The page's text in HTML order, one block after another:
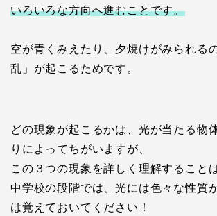
いろいろな方向へ進むことです。
空が青くみえたり、夕焼けがみられる
乱」が起こるためです。
どの現象が起こるかは、光が当たる物
りによってちがいますが、
この３つの現象を詳しく理解すること
中学校の段階では、光には色々な性質
は覚えておいてください！